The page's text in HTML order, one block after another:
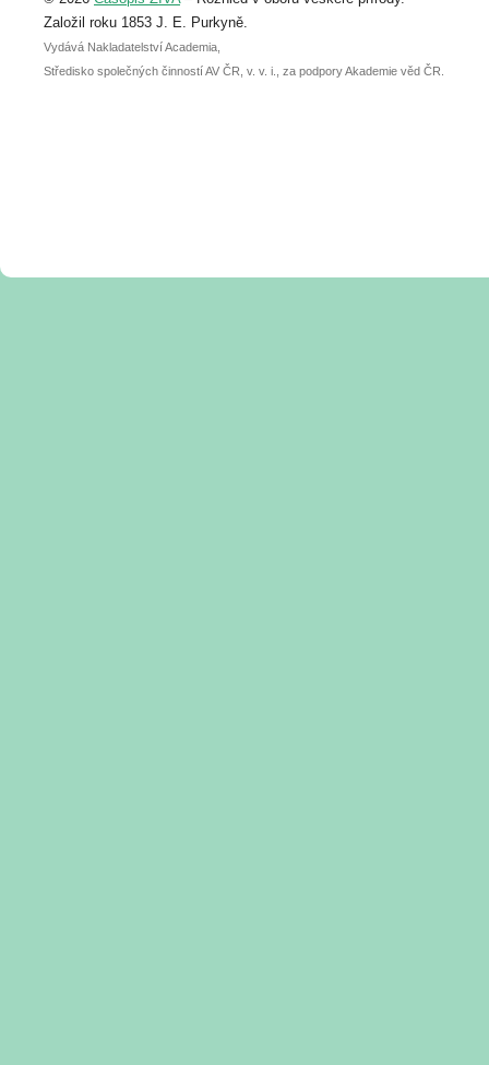
posteru je už 30. června.
Založil roku 1853 J. E. Purkyně.
Vydává Nakladatelství Academia,
Středisko společných činností AV ČR, v. v. i., za podpory Akademie věd ČR.